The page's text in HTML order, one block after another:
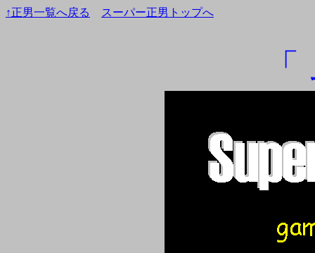
↑正男一覧へ戻る スーパー正男トップへ